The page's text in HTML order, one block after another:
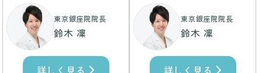
東京銀座院院長
鈴木 凜
詳しく見る
東京銀座院院長
鈴木 凜
詳しく見る